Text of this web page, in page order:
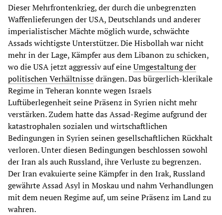
Dieser Mehrfrontenkrieg, der durch die unbegrenzten
Waffenlieferungen der USA, Deutschlands und anderer
imperialistischer Mächte möglich wurde, schwächte
Assads wichtigste Unterstützer. Die Hisbollah war nicht
mehr in der Lage, Kämpfer aus dem Libanon zu schicken,
wo die USA jetzt aggressiv auf eineUmgestaltung der
politischen Verhältnissedrängen. Das bürgerlich-klerikale
Regime in Teheran konnte wegen Israels
Luftüberlegenheit seine Präsenz in Syrien nicht mehr
verstärken. Zudem hatte das Assad-Regime aufgrund der
katastrophalen sozialen und wirtschaftlichen
Bedingungen in Syrien seinen gesellschaftlichen Rückhalt
verloren. Unter diesen Bedingungen beschlossen sowohl
der Iran als auch Russland, ihre Verluste zu begrenzen.
Der Iran evakuierte seine Kämpfer in den Irak, Russland
gewährte Assad Asyl in Moskau und nahm Verhandlungen
mit dem neuen Regime auf, um seine Präsenz im Land zu
wahren.